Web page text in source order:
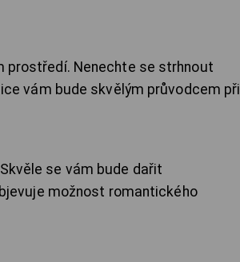
prostředí. Nenechte se strhnout
vám bude skvělým průvodcem při
se vám bude dařit
možnost romantického